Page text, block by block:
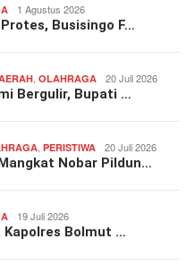
1 Agustus 2026
Busisingo F…
OLAHRAGA 20 Juli 2026
Bergulir, Bupati …
PERISTIWA 20 Juli 2026
Nobar Pildun…
19 Juli 2026
Kapolres Bolmut …